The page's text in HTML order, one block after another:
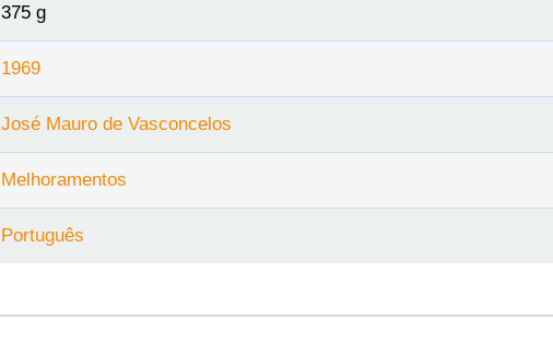
375 g
1969
José Mauro de Vasconcelos
Melhoramentos
Português